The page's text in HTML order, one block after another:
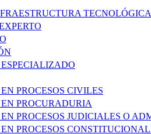
PROCESOS CIVILES
PROCURADURIA
PROCESOS JUDICIALES O
PROCESOS